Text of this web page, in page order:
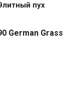
пух
German Grass